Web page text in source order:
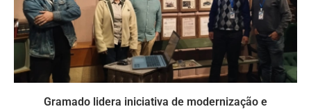
Gramado lidera iniciativa de modernização e